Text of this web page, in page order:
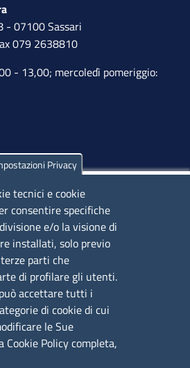
- 07100 Sassari
079 2638810
- 13,00; mercoledì pomeriggio:
Olbia
69580
12,00; lunedì pomeriggio: 16,00
Industria, Artigianato e
Privacy
tecnici e cookie
consentire specifiche
e/o la visione di
installati, solo previo
parti che
di profilare gli utenti.
accettare tutti i
di cookie di cui
le Sue
Cookie Policy completa,